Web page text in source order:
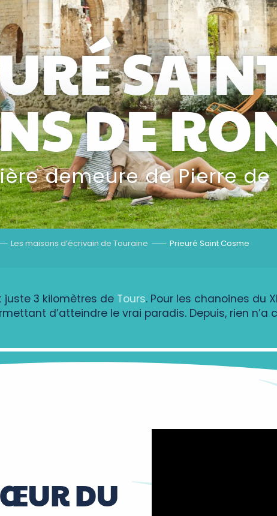
DE
demeure de Pierre de
Les maisons d’écrivain de Touraine Prieuré Saint Cosme
3 kilomètres de Tours. Pour les chanoines du
d’atteindre le vrai paradis. Depuis, rien
DU